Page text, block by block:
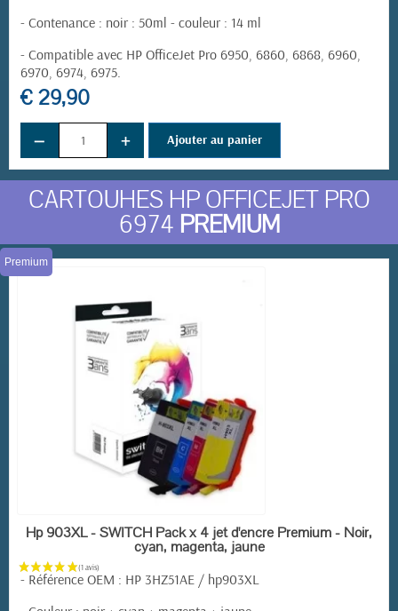
- Contenance : noir : 50ml - couleur : 14 ml
- Compatible avec HP OfficeJet Pro 6950, 6860, 6868, 6960,
6970, 6974, 6975.
€ 29,90
− + Ajouter au panier
CARTOUHES HP OFFICEJET PRO
6974 PREMIUM
EN STOCK
Premium
Hp 903XL - SWITCH Pack x 4 jet d'encre Premium - Noir,
cyan, magenta, jaune
- Référence OEM : HP 3HZ51AE / hp903XL